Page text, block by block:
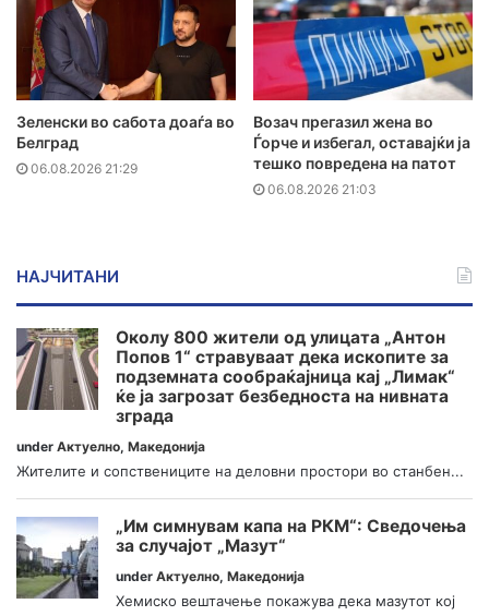
Зеленски во сабота доаѓа во
Белград
06.08.2026 21:29
Возач прегазил жена во
Ѓорче и избегал, оставајќи ја
тешко повредена на патот
06.08.2026 21:03
НАЈЧИТАНИ
Околу 800 жители од улицата „Антон
Попов 1“ стравуваат дека ископите за
подземната сообраќајница кај „Лимак“
ќе ја загрозат безбедноста на нивната
зграда
under Актуелно, Македонија
Жителите и сопствениците на деловни простори во станбен...
„Им симнувам капа на РКМ“: Сведочења
за случајот „Мазут“
under Актуелно, Македонија
Хемиско вештачење покажува дека мазутот кој